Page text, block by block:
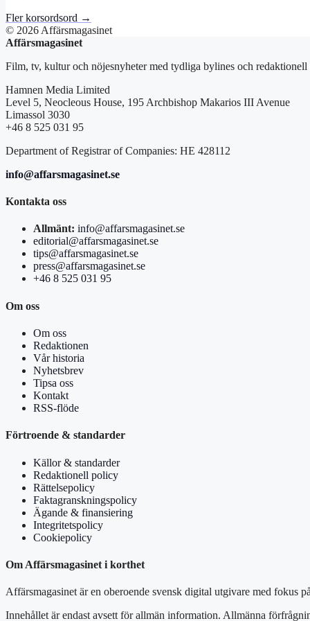
Fler korsordsord →
© 2026 Affärsmagasinet
Affärsmagasinet
Film, tv, kultur och nöjesnyheter med tydliga bylines och redaktionell
Hamnen Media Limited
Level 5, Neocleous House, 195 Archbishop Makarios III Avenue
Limassol 3030
+46 8 525 031 95
Department of Registrar of Companies: HE 428112
info@affarsmagasinet.se
Kontakta oss
Allmänt: info@affarsmagasinet.se
editorial@affarsmagasinet.se
tips@affarsmagasinet.se
press@affarsmagasinet.se
+46 8 525 031 95
Om oss
Om oss
Redaktionen
Vår historia
Nyhetsbrev
Tipsa oss
Kontakt
RSS-flöde
Förtroende & standarder
Källor & standarder
Redaktionell policy
Rättelsepolicy
Faktagranskningspolicy
Ägande & finansiering
Integritetspolicy
Cookiepolicy
Om Affärsmagasinet i korthet
Affärsmagasinet är en oberoende svensk digital utgivare med fokus
Innehållet är endast avsett för allmän information. Allmänna